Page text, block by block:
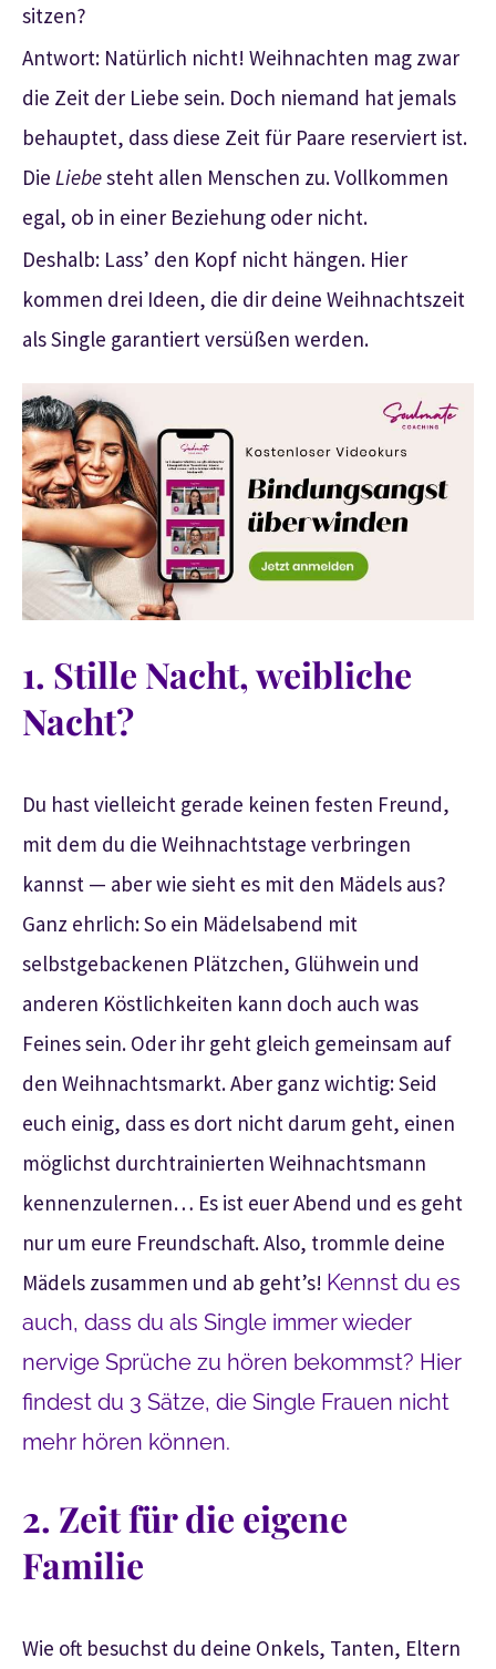
sitzen?
Antwort: Natürlich nicht! Weihnachten mag zwar
die Zeit der Liebe sein. Doch niemand hat jemals
behauptet, dass diese Zeit für Paare reserviert ist.
Die Liebesteht allen Menschen zu. Vollkommen
egal, ob in einer Beziehung oder nicht.
Deshalb: Lass’ den Kopf nicht hängen. Hier
kommen drei Ideen, die dir deine Weihnachtszeit
als Single garantiert versüßen werden.
1. Stille Nacht, weibliche
Nacht?
Du hast vielleicht gerade keinen festen Freund,
mit dem du die Weihnachtstage verbringen
kannst — aber wie sieht es mit den Mädels aus?
Ganz ehrlich: So ein Mädelsabend mit
selbstgebackenen Plätzchen, Glühwein und
anderen Köstlichkeiten kann doch auch was
Feines sein. Oder ihr geht gleich gemeinsam auf
den Weihnachtsmarkt. Aber ganz wichtig: Seid
euch einig, dass es dort nicht darum geht, einen
möglichst durchtrainierten Weihnachtsmann
kennenzulernen… Es ist euer Abend und es geht
nur um eure Freundschaft. Also, trommle deine
Mädels zusammen und ab geht’s! Kennst du es
auch, dass du als Single immer wieder
nervige Sprüche zu hören bekommst? Hier
findest du 3 Sätze, die Single Frauen nicht
mehr hören können.
2. Zeit für die eigene
Familie
Wie oft besuchst du deine Onkels, Tanten, Eltern